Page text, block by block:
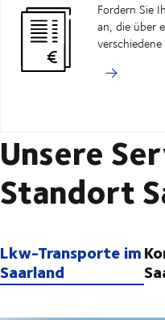
Fordern Sie
an, die über
Unsere
Standort
Lkw-Transporte im
Saarland